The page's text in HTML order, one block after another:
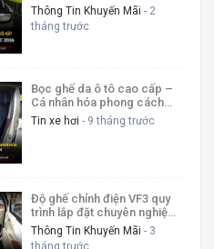
Thông Tin Khuyến Mãi - 2
tháng trước
Bọc ghế da ô tô cao cấp –
Cá nhân hóa phong cách
riêng bạn
Tin xe hơi - 9 tháng trước
Độ ghế chỉnh điện VF3 quy
trình lắp đặt chuyên nghiệp
an toàn
Thông Tin Khuyến Mãi - 3
tháng trước